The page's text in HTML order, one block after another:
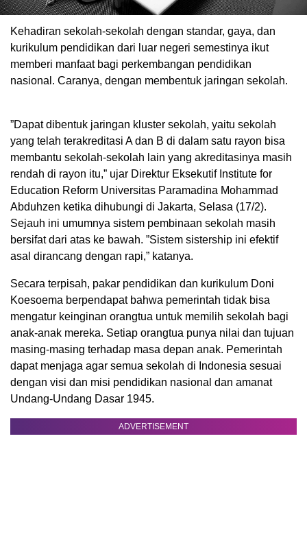
Kehadiran sekolah-sekolah dengan standar, gaya, dan
kurikulum pendidikan dari luar negeri semestinya ikut
memberi manfaat bagi perkembangan pendidikan
nasional. Caranya, dengan membentuk jaringan sekolah.
”Dapat dibentuk jaringan kluster sekolah, yaitu sekolah
yang telah terakreditasi A dan B di dalam satu rayon bisa
membantu sekolah-sekolah lain yang akreditasinya masih
rendah di rayon itu,” ujar Direktur Eksekutif Institute for
Education Reform Universitas Paramadina Mohammad
Abduhzen ketika dihubungi di Jakarta, Selasa (17/2).
Sejauh ini umumnya sistem pembinaan sekolah masih
bersifat dari atas ke bawah. ”Sistem sistership ini efektif
asal dirancang dengan rapi,” katanya.
Secara terpisah, pakar pendidikan dan kurikulum Doni
Koesoema berpendapat bahwa pemerintah tidak bisa
mengatur keinginan orangtua untuk memilih sekolah bagi
anak-anak mereka. Setiap orangtua punya nilai dan tujuan
masing-masing terhadap masa depan anak. Pemerintah
dapat menjaga agar semua sekolah di Indonesia sesuai
dengan visi dan misi pendidikan nasional dan amanat
Undang-Undang Dasar 1945.
ADVERTISEMENT